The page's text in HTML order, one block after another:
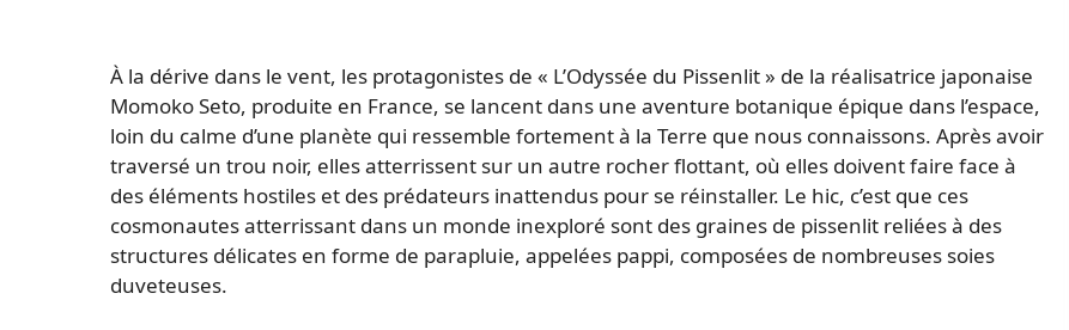
À la dérive dans le vent, les protagonistes de « L’Odyssée du Pissenlit » de la réalisatrice japonaise
Momoko Seto, produite en France, se lancent dans une aventure botanique épique dans l’espace,
loin du calme d’une planète qui ressemble fortement à la Terre que nous connaissons. Après avoir
traversé un trou noir, elles atterrissent sur un autre rocher flottant, où elles doivent faire face à
des éléments hostiles et des prédateurs inattendus pour se réinstaller. Le hic, c’est que ces
cosmonautes atterrissant dans un monde inexploré sont des graines de pissenlit reliées à des
structures délicates en forme de parapluie, appelées pappi, composées de nombreuses soies
duveteuses.